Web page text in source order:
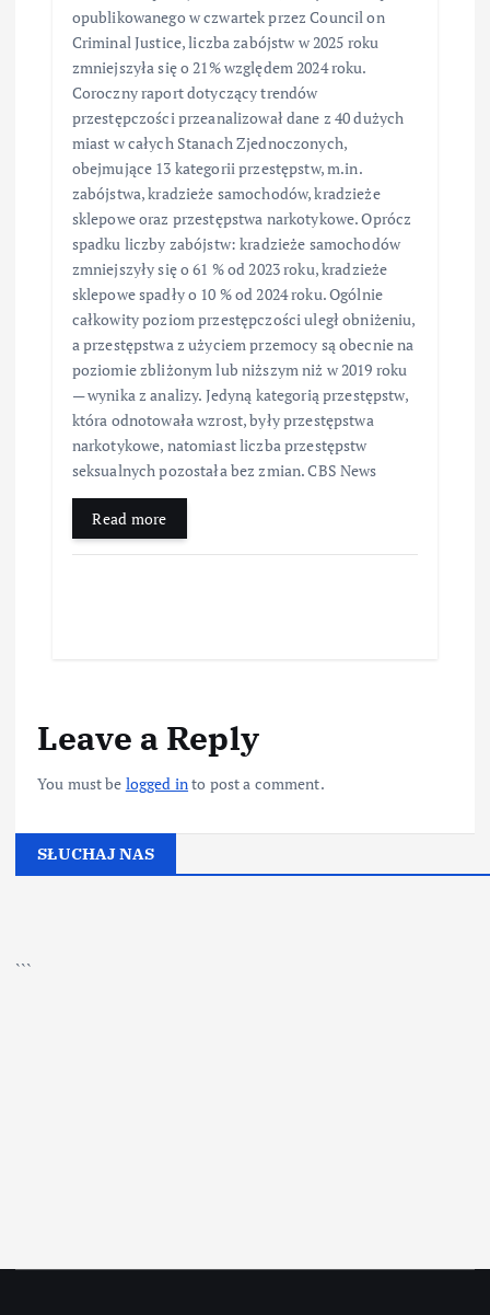
opublikowanego w czwartek przez Council on
Criminal Justice, liczba zabójstw w 2025 roku
zmniejszyła się o 21% względem 2024 roku.
Coroczny raport dotyczący trendów
przestępczości przeanalizował dane z 40 dużych
miast w całych Stanach Zjednoczonych,
obejmujące 13 kategorii przestępstw, m.in.
zabójstwa, kradzieże samochodów, kradzieże
sklepowe oraz przestępstwa narkotykowe. Oprócz
spadku liczby zabójstw: kradzieże samochodów
zmniejszyły się o 61 % od 2023 roku, kradzieże
sklepowe spadły o 10 % od 2024 roku. Ogólnie
całkowity poziom przestępczości uległ obniżeniu,
a przestępstwa z użyciem przemocy są obecnie na
poziomie zbliżonym lub niższym niż w 2019 roku
— wynika z analizy. Jedyną kategorią przestępstw,
która odnotowała wzrost, były przestępstwa
narkotykowe, natomiast liczba przestępstw
seksualnych pozostała bez zmian. CBS News
Read more
Leave a Reply
You must be logged into post a comment.
SŁUCHAJ NAS
```